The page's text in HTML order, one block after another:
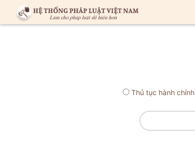
Thủ tục hành chính